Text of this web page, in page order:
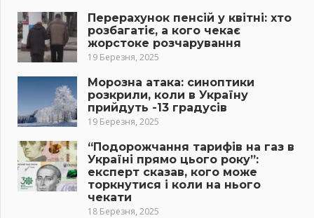
Перерахунок пенсій у квітні: хто
розбагатіє, а кого чекає
жорстоке розчарування
19 Березня, 2025
Морозна атака: синоптики
розкрили, коли в Україну
прийдуть -13 градусів
19 Березня, 2025
“Подорожчання тарифів на газ в
Україні прямо цього року”:
експерт сказав, кого може
торкнутися і коли на нього
чекати
18 Березня, 2025